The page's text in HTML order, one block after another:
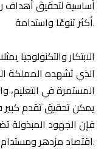
أكثر تنوعًا واستدامة.
الابتكار والتكنولوجيا
الذي تشهده المملكة
المستمرة في التعليم،
يمكن تحقيق تقدم كبير
فإن الجهود المبذولة
اقتصاد مزدهر ومستدام يعتمد على المعرفة والتكنولوجيا.